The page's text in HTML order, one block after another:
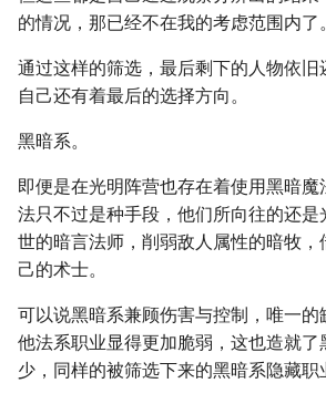
的情况，那已经不在我的考虑范围内了。
通过这样的筛选，最后剩下的人物依旧
自己还有着最后的选择方向。
黑暗系。
即便是在光明阵营也存在着使用黑暗
法只不过是种手段，他们所向往的还
世的暗言法师，削弱敌人属性的暗牧，
己的术士。
可以说黑暗系兼顾伤害与控制，唯一
他法系职业显得更加脆弱，这也造就
少，同样的被筛选下来的黑暗系隐藏职